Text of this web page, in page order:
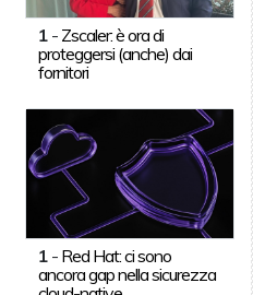
1 - Zscaler: è ora di
proteggersi (anche) dai
fornitori
1 - Red Hat: ci sono
ancora gap nella sicurezza